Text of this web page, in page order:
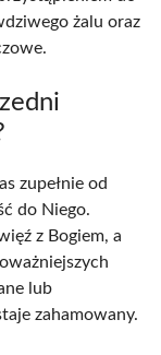
żalu oraz
zupełnie od
do Niego.
z Bogiem, a
lub
zahamowany.